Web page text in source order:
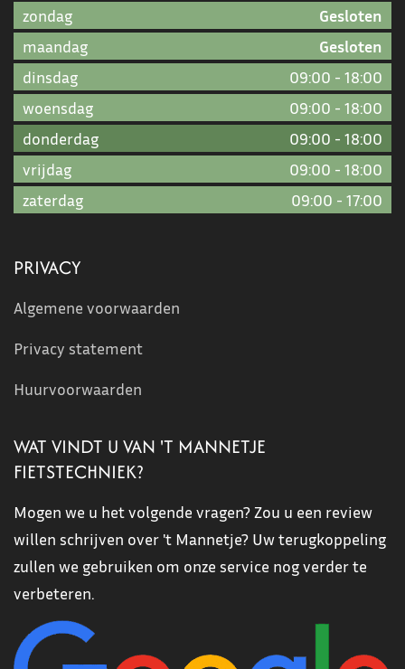
zondag
Gesloten
maandag
Gesloten
dinsdag
09:00 - 18:00
woensdag
09:00 - 18:00
donderdag
09:00 - 18:00
vrijdag
09:00 - 18:00
zaterdag
09:00 - 17:00
PRIVACY
Algemene voorwaarden
Privacy statement
Huurvoorwaarden
WAT VINDT U VAN 'T MANNETJE
FIETSTECHNIEK?
Mogen we u het volgende vragen? Zou u een review
willen schrijven over 't Mannetje? Uw terugkoppeling
zullen we gebruiken om onze service nog verder te
verbeteren.